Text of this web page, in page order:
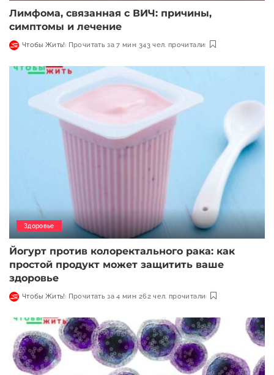
Лимфома, связанная с ВИЧ: причины,
симптомы и лечение
Чтобы Жить! Прочитать за 7 мин 343 чел. прочитали
Здоровье
Йогурт против колоректального рака: как
простой продукт может защитить ваше
здоровье
Чтобы Жить! Прочитать за 4 мин 262 чел. прочитали